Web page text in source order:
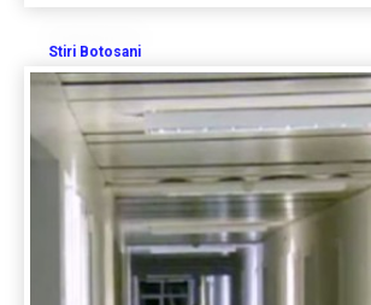
Stiri Botosani